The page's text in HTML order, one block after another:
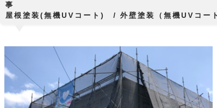
屋根塗装(無機UVコート) / 外壁塗装（無機UVコ